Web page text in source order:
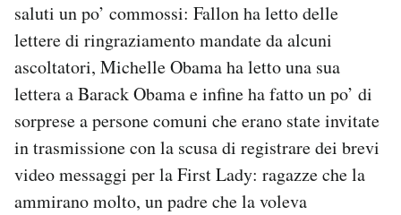
AREA PERSONALE
Area Personale
Notifiche mobile
Regala il Post
Hai bisogno di aiuto?
Esci
saluti un po’ commossi: Fallon ha letto delle
lettere di ringraziamento mandate da alcuni
ascoltatori, Michelle Obama ha letto una sua
lettera a Barack Obama e infine ha fatto un po’ di
sorprese a persone comuni che erano state invitate
in trasmissione con la scusa di registrare dei brevi
video messaggi per la First Lady: ragazze che la
ammirano molto, un padre che la voleva